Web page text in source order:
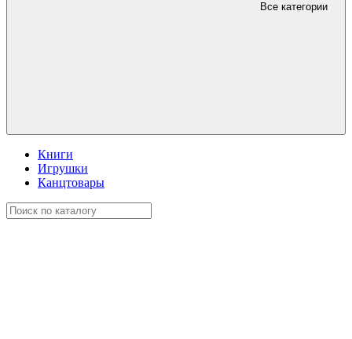
Все категории
Книги
Игрушки
Канцтовары